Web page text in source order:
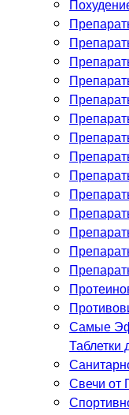
Самые
Таблетки
Свечи от